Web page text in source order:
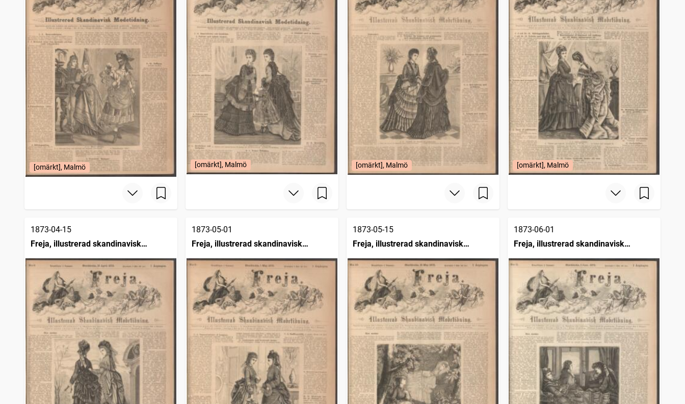
[omärkt], Malmö [omärkt], Malmö [omärkt], Malmö [omärkt], Malmö
1873-04-15
Freja, illustrerad skandinavisk
1873-05-01
Freja, illustrerad skandinavisk
1873-05-15
Freja, illustrerad skandinavisk
1873-06-01
Freja, illustrerad skandinavisk